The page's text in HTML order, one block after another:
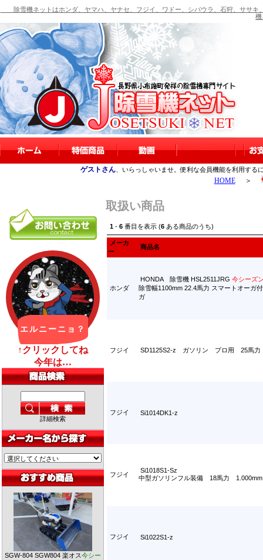
除雪機ネットはホンダ、ヤマハ、ヤナセ、フジイ、ワドー、シバウラ、石狩、ササキ
機
ゲストさん 、いらっしゃいませ。便利な会員機能を利用する
HOME ＞
詳細検索
SGW-804 SGW804 楽オス今シー
取扱い商品
1 - 6 番目を表示 (6 ある商品のうち)
メーカ
ー
商品名
ホンダ
HONDA 除雪機 HSL2511JRG 今シーズ
除雪幅1100mm 22.4馬力 スマートオーガ
ガ
フジイ SD1125S2-z ガソリン プロ用 25馬力
フジイ Si1014DK1-z
フジイ
Si1018S1-Sz
中型ガソリンフル装備 18馬力
フジイ Si1022S1-z